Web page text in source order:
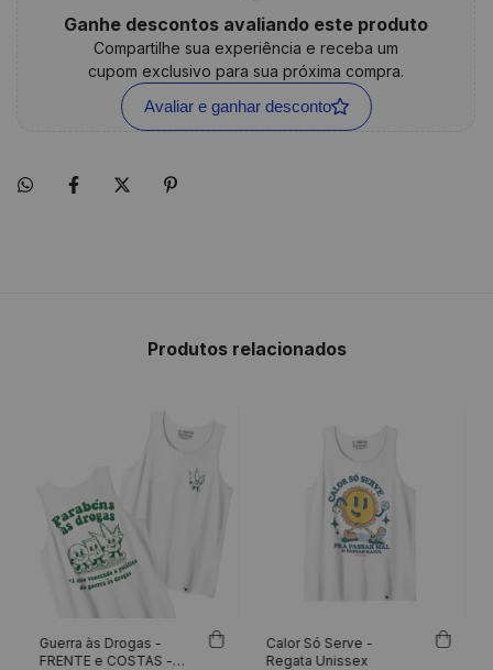
Ganhe descontos avaliando este produto
Compartilhe sua experiência e receba um
cupom exclusivo para sua próxima compra.
Avaliar e ganhar desconto
Produtos relacionados
Guerra às Drogas -
FRENTE e COSTAS -
Calor Só Serve -
Regata Unissex